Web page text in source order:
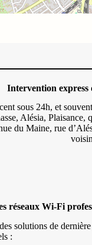
Intervention express
sous 24h, et
Alésia,
du Maine, rue
réseaux Wi-Fi
solutions de
: